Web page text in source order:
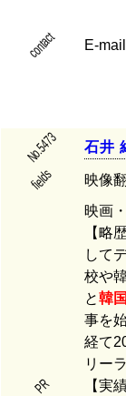
contact E-mail
No.5473 石井
fields 映像
PR
映画
【略
して
校や
と韓
事を
経て
リー
【実